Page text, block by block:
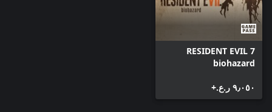
RESIDENT EVIL 7
biohazard
٩٫٠٥٠ ر.ع.‏+